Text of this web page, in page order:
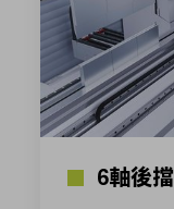
6軸後